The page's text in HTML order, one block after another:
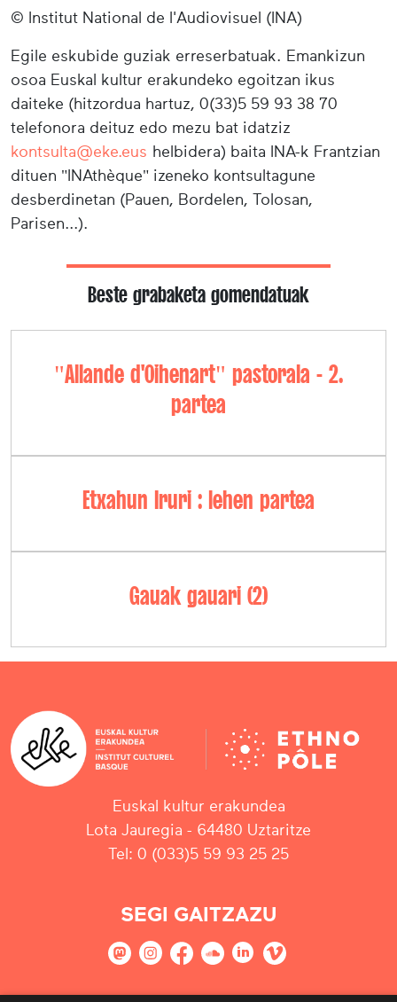
© Institut National de l'Audiovisuel (INA)
Egile eskubide guziak erreserbatuak. Emankizun
osoa Euskal kultur erakundeko egoitzan ikus
daiteke (hitzordua hartuz, 0(33)5 59 93 38 70
telefonora deituz edo mezu bat idatziz
kontsulta@eke.eus helbidera) baita INA-k Frantzian
dituen "INAthèque" izeneko kontsultagune
desberdinetan (Pauen, Bordelen, Tolosan,
Parisen...).
Beste grabaketa gomendatuak
"Allande d'Oihenart" pastorala - 2.
partea
Etxahun Iruri : lehen partea
Gauak gauari (2)
Euskal kultur erakundea
Lota Jauregia - 64480 Uztaritze
Tel: 0 (033)5 59 93 25 25
SEGI GAITZAZU